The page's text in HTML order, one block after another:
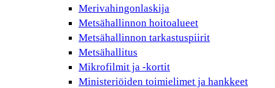
Merivahingonlaskija
Metsähallinnon hoitoalueet
Metsähallinnon tarkastuspiirit
Metsähallitus
Mikrofilmit ja -kortit
Ministeriöiden toimielimet ja hankkeet